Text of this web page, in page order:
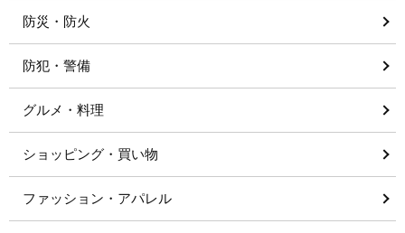
防災・防火
防犯・警備
グルメ・料理
ショッピング・買い物
ファッション・アパレル